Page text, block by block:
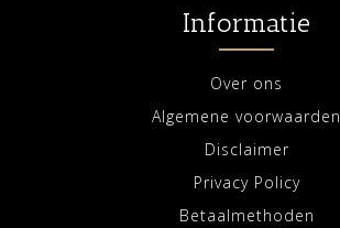
Informatie
Over ons
Algemene voorwaarden
Disclaimer
Privacy Policy
Betaalmethoden